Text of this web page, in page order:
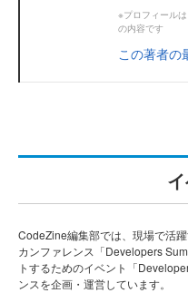
※プロフィール
の内容です
この著者の
CodeZine編集部では、現場で活
カンファレンス「Developers
トするためのイベント「
ンスを企画・運営しています。